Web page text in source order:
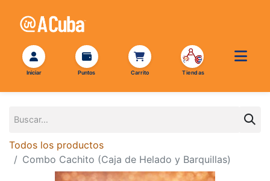
Todos los productos
Combo Cachito (Caja de Helado y Barquillas)